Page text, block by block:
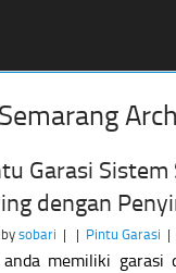
Garasi Sistem
dengan
sobari | | Pintu Garasi |
anda memiliki garasi